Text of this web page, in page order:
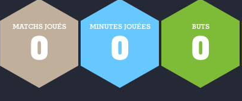
MATCHS JOUÉS
0
MINUTES JOUÉES
0
BUTS
0